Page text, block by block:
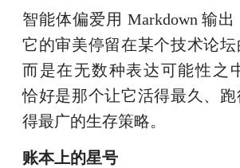
智能体偏爱用 Markdown 输
它的审美停留在某个技术论坛
而是在无数种表达可能性之
恰好是那个让它活得最久、
得最广的生存策略。
账本上的星号